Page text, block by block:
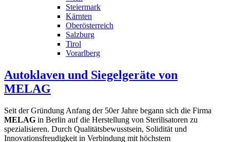
Steiermark
Kärnten
Oberösterreich
Salzburg
Tirol
Vorarlberg
Autoklaven und Siegelgeräte von
MELAG
Seit der Gründung Anfang der 50er Jahre begann sich die Firma
MELAG in Berlin auf die Herstellung von Sterilisatoren zu
spezialisieren. Durch Qualitätsbewusstsein, Solidität und
Innovationsfreudigkeit in Verbindung mit höchstem